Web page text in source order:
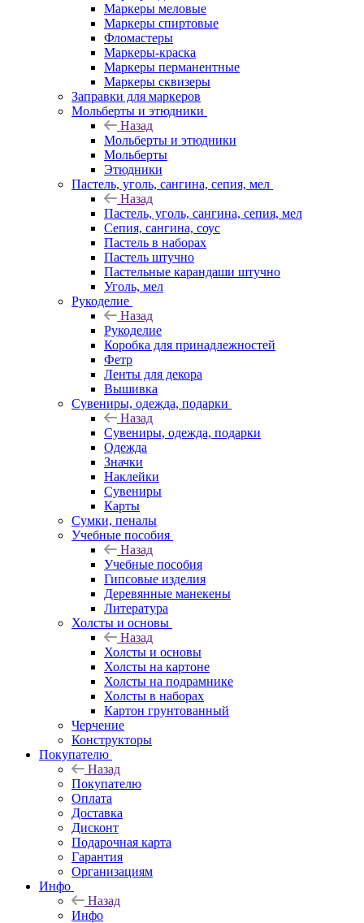
Маркеры меловые
Маркеры спиртовые
Фломастеры
Маркеры-краска
Маркеры перманентные
Маркеры сквизеры
Заправки для маркеров
Мольберты и этюдники
Назад
Мольберты и этюдники
Мольберты
Этюдники
Пастель, уголь, сангина, сепия, мел
Назад
Пастель, уголь, сангина, сепия, мел
Сепия, сангина, соус
Пастель в наборах
Пастель штучно
Пастельные карандаши штучно
Уголь, мел
Рукоделие
Назад
Рукоделие
Коробка для принадлежностей
Фетр
Ленты для декора
Вышивка
Сувениры, одежда, подарки
Назад
Сувениры, одежда, подарки
Одежда
Значки
Наклейки
Сувениры
Карты
Сумки, пеналы
Учебные пособия
Назад
Учебные пособия
Гипсовые изделия
Деревянные манекены
Литература
Холсты и основы
Назад
Холсты и основы
Холсты на картоне
Холсты на подрамнике
Холсты в наборах
Картон грунтованный
Черчение
Конструкторы
Покупателю
Назад
Покупателю
Оплата
Доставка
Дисконт
Подарочная карта
Гарантия
Организациям
Инфо
Назад
Инфо